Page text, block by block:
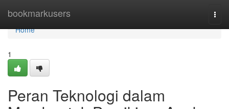
bookmarkusers
Home
Home
1
Peran Teknologi dalam